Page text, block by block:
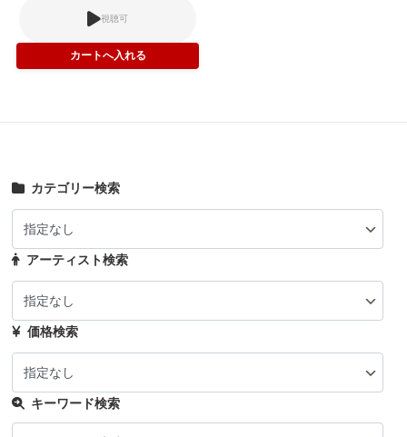
視聴可
カテゴリー検索
アーティスト検索
価格検索
キーワード検索